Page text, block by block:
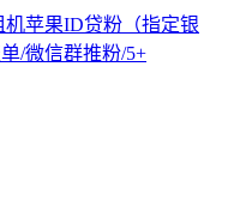
苹果ID贷粉（指定银
/微信群推粉/5+